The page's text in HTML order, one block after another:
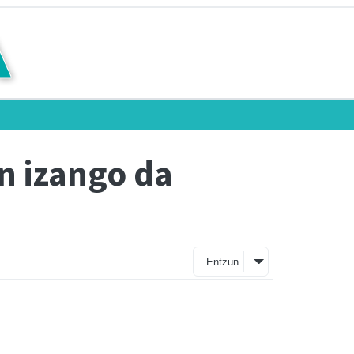
izango da
Entzun